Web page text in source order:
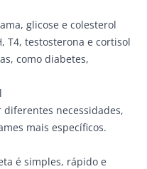
glicose e colesterol
T4, testosterona e cortisol
como diabetes,
necessidades,
mais específicos.
é simples, rápido e